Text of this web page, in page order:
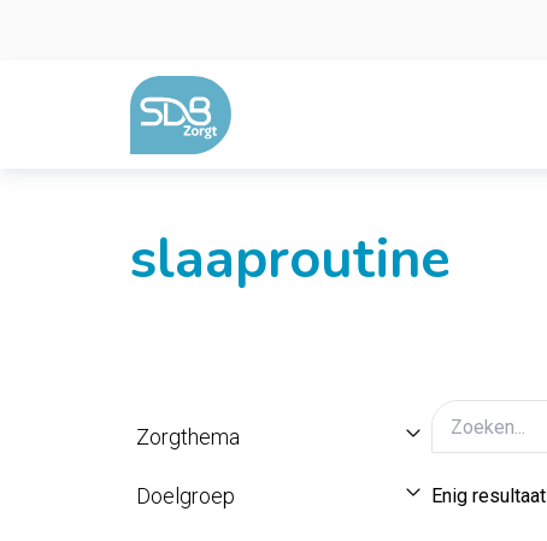
slaaproutine
Zorgthema
Doelgroep Enig resultaat